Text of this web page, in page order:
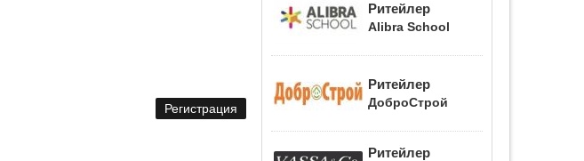
Ритейлер
Alibra School
Ритейлер
ДоброСтрой
Ритейлер